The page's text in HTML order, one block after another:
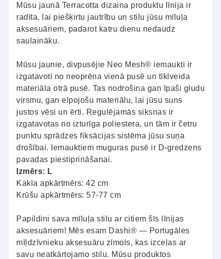
Mūsu jaunā Terracotta dizaina produktu līnija ir
radīta, lai piešķirtu jautrību un stilu jūsu mīluļa
aksesuāriem, padarot katru dienu nedaudz
saulaināku.
Mūsu jaunie, divpusējie Neo Mesh® iemaukti ir
izgatavoti no neoprēna vienā pusē un tīklveida
materiāla otrā pusē. Tas nodrošina gan īpaši gludu
virsmu, gan elpojošu materiālu, lai jūsu suns
justos vēsi un ērti. Regulējamās siksnas ir
izgatavotas no izturīga poliestera, un tām ir četru
punktu sprādzes fiksācijas sistēma jūsu suņa
drošībai. Iemauktiem muguras pusē ir D-gredzens
pavadas piestiprināšanai.
Izmērs: L
Kakla apkārtmērs: 42 cm
Krūšu apkārtmērs: 57-77 cm
Papildini sava mīluļa stilu ar citiem šīs līnijas
aksesuāriem! Mēs esam Dashi® — Portugāles
mīļdzīvnieku aksesuāru zīmols, kas izceļas ar
savu neatkārtojamo stilu. Mūsu produktos